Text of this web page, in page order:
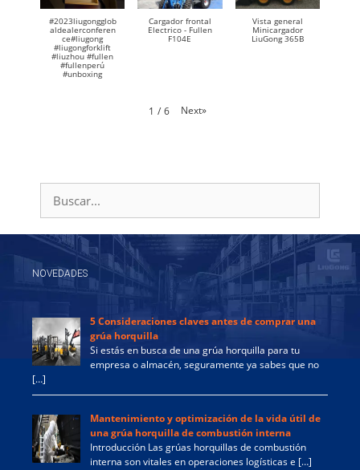
#2023liugongglob
aldealerconferen
ce#liugong
#liugongforklift
#liuzhou #fullen
#fullenperú
#unboxing
Cargador frontal
Electrico - Fullen
F104E
Vista general
Minicargador
LiuGong 365B
1 / 6 Next»
NOVEDADES
5 Consideraciones claves antes de comprar una
grúa horquilla
Si estás en busca de una grúa horquilla para tu
empresa o almacén, seguramente ya sabes que no
[…]
Mantenimiento y optimización de la vida útil de
una grúa horquilla de combustión interna
Introducción Las grúas horquillas de combustión
interna son vitales en operaciones logísticas e […]